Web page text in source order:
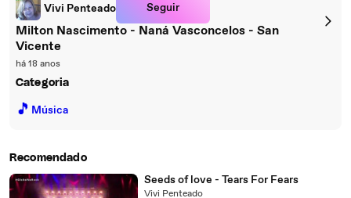
Vivi Penteado Seguir
Milton Nascimento - Naná Vasconcelos - San
Vicente
há 18 anos
Categoria
🎵 Música
Recomendado
Seeds of love - Tears For Fears
Vivi Penteado